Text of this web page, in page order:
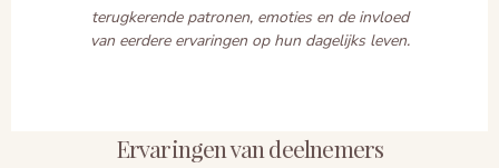
terugkerende patronen, emoties en de invloed
van eerdere ervaringen op hun dagelijks leven.
Ervaringen van deelnemers